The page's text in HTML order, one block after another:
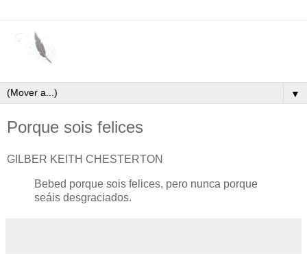
▼
Porque sois felices
GILBER KEITH CHESTERTON
Bebed porque sois felices, pero nunca porque
seáis desgraciados.